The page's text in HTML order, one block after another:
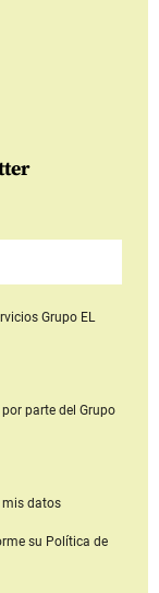
Grupo EL
por parte del Grupo
datos
su Política de